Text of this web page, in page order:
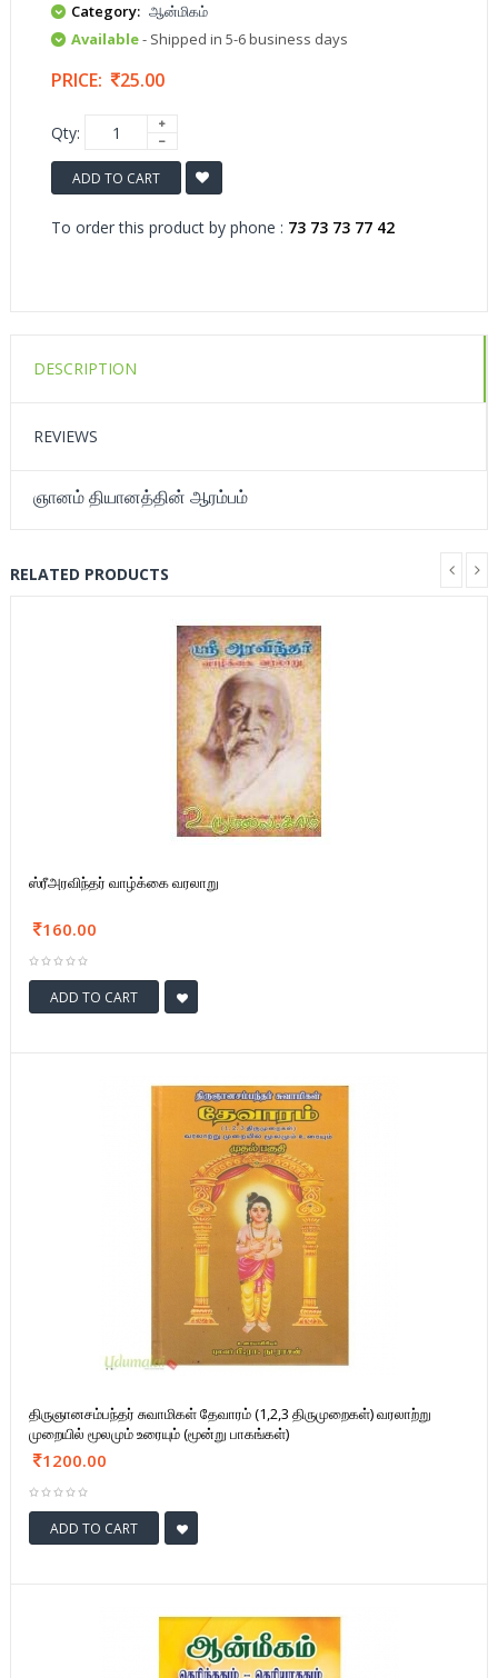
Category: ஆன்மிகம்
Available- Shipped in 5-6 business days
PRICE: 25.00
Qty:
ADD TO CART
To order this product by phone : 73 73 73 77 42
DESCRIPTION
REVIEWS
ஞானம் தியானத்தின் ஆரம்பம்
RELATED PRODUCTS
ஸ்ரீஅரவிந்தர் வாழ்க்கை வரலாறு
160.00
ADD TO CART
திருஞானசம்பந்தர் சுவாமிகள் தேவாரம் (1,2,3 திருமுறைகள்) வரலாற்று
முறையில் மூலமும் உரையும் (மூன்று பாகங்கள்)
1200.00
ADD TO CART